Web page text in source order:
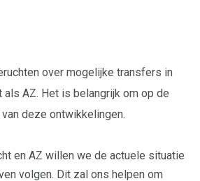
over mogelijke transfers in
als AZ. Het is belangrijk om op de
deze ontwikkelingen.
en AZ willen we de actuele situatie
volgen. Dit zal ons helpen om